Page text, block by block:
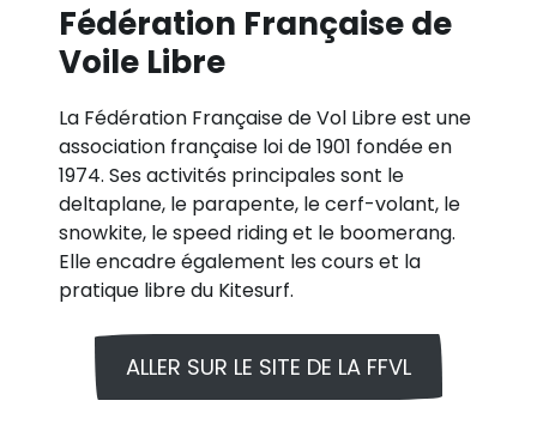
Fédération Française de
Voile Libre
La Fédération Française de Vol Libre est une
association française loi de 1901 fondée en
1974. Ses activités principales sont le
deltaplane, le parapente, le cerf-volant, le
snowkite, le speed riding et le boomerang.
Elle encadre également les cours et la
pratique libre du Kitesurf.
ALLER SUR LE SITE DE LA FFVL